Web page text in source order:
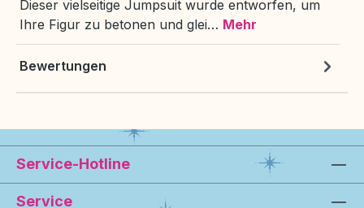
Dieser vielseitige Jumpsuit wurde entworfen, um
Ihre Figur zu betonen und glei… Mehr
Bewertungen
Service-Hotline
Service